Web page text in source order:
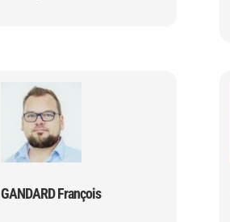
GANDARD François